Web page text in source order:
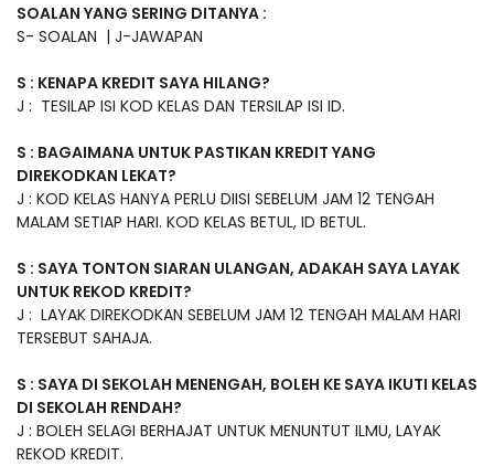
SOALAN YANG SERING DITANYA :
S- SOALAN | J-JAWAPAN
S : KENAPA KREDIT SAYA HILANG?
J : TESILAP ISI KOD KELAS DAN TERSILAP ISI ID.
S : BAGAIMANA UNTUK PASTIKAN KREDIT YANG
DIREKODKAN LEKAT?
J : KOD KELAS HANYA PERLU DIISI SEBELUM JAM 12 TENGAH
MALAM SETIAP HARI. KOD KELAS BETUL, ID BETUL.
S : SAYA TONTON SIARAN ULANGAN, ADAKAH SAYA LAYAK
UNTUK REKOD KREDIT?
J : LAYAK DIREKODKAN SEBELUM JAM 12 TENGAH MALAM HARI
TERSEBUT SAHAJA.
S : SAYA DI SEKOLAH MENENGAH, BOLEH KE SAYA IKUTI KELAS
DI SEKOLAH RENDAH?
J : BOLEH SELAGI BERHAJAT UNTUK MENUNTUT ILMU, LAYAK
REKOD KREDIT.